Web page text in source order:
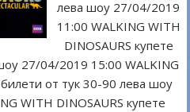
лева шоу 27/04/2019
11:00 WALKING WITH
DINOSAURS купете
27/04/2019 15:00 WALKING
от тук 30-90 лева шоу
WITH DINOSAURS купете